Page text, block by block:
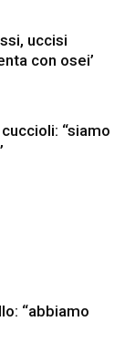
uccisi
con osei’
“siamo
“abbiamo